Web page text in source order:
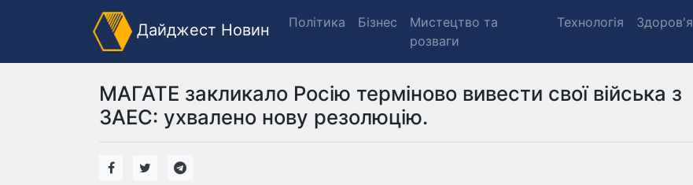
Дайджест Новин Політика Бізнес
Мистецтво та
розваги
Технологія Здоров'я
МАГАТЕ закликало Росію терміново вивести свої війська з
ЗАЕС: ухвалено нову резолюцію.